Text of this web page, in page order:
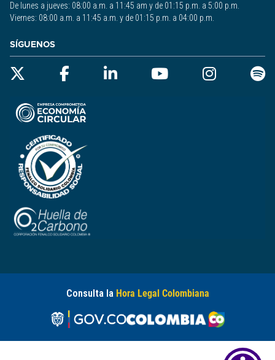
De lunes a jueves: 08:00 a.m. a 11:45 am y de 01:15 p.m. a 5:00 p.m.
Viernes: 08:00 a.m. a 11:45 a.m. y de 01:15 p.m. a 04:00 p.m.
SÍGUENOS
Consulta la Hora Legal Colombiana